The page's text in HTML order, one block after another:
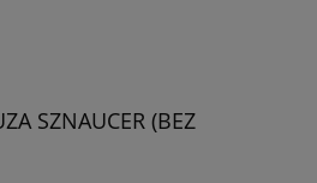
SZNAUCER (BEZ